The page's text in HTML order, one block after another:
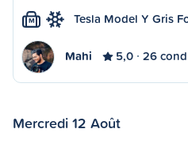
M Tesla Model Y Gris
Mahi 5,0 26
Mercredi 12 Août